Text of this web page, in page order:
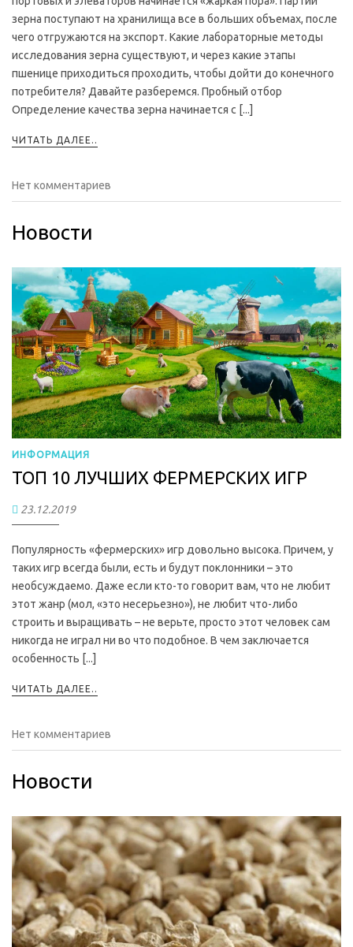
зерна поступают на хранилища все в больших объемах, после
чего отгружаются на экспорт. Какие лабораторные методы
исследования зерна существуют, и через какие этапы
пшенице приходиться проходить, чтобы дойти до конечного
потребителя? Давайте разберемся. Пробный отбор
Определение качества зерна начинается с [...]
ЧИТАТЬ ДАЛЕЕ..
Нет комментариев
Новости
ИНФОРМАЦИЯ
ТОП 10 ЛУЧШИХ ФЕРМЕРСКИХ ИГР
23.12.2019
Популярность «фермерских» игр довольно высока. Причем, у
таких игр всегда были, есть и будут поклонники – это
необсуждаемо. Даже если кто-то говорит вам, что не любит
этот жанр (мол, «это несерьезно»), не любит что-либо
строить и выращивать – не верьте, просто этот человек сам
никогда не играл ни во что подобное. В чем заключается
особенность [...]
ЧИТАТЬ ДАЛЕЕ..
Нет комментариев
Новости